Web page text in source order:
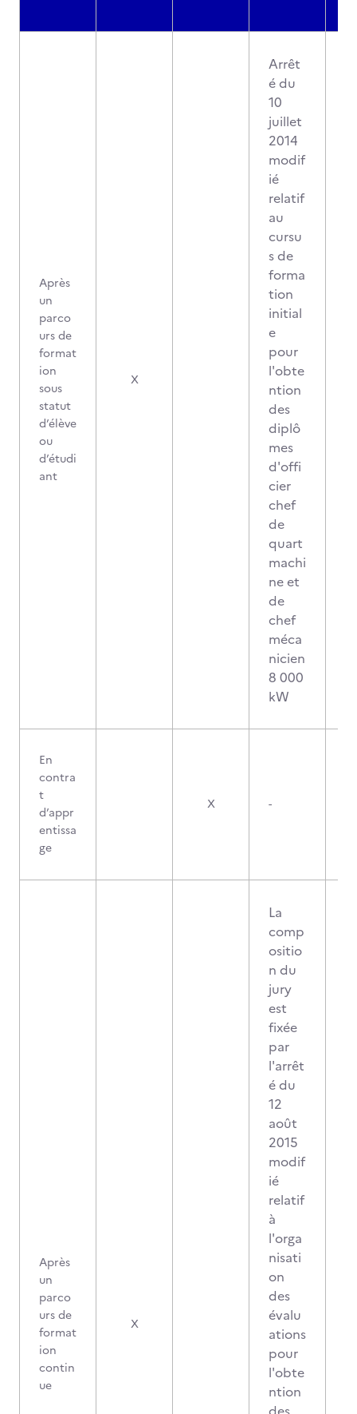
Après
un
parco
urs de
format
ion
sous
statut
d’élève
ou
d’étudi
ant
X
Arrêt
é du
10
juillet
2014
modif
ié
relatif
au
cursu
s de
forma
tion
initial
e
pour
l'obte
ntion
des
diplô
mes
d'offi
cier
chef
de
quart
machi
ne et
de
chef
méca
nicien
8 000
kW
En
contra
t
d’appr
entissa
ge
X -
Après
un
parco
urs de
format
ion
contin
ue
X
La
comp
ositio
n du
jury
est
fixée
par
l'arrêt
é du
12
août
2015
modif
ié
relatif
à
l'orga
nisati
on
des
évalu
ations
pour
l'obte
ntion